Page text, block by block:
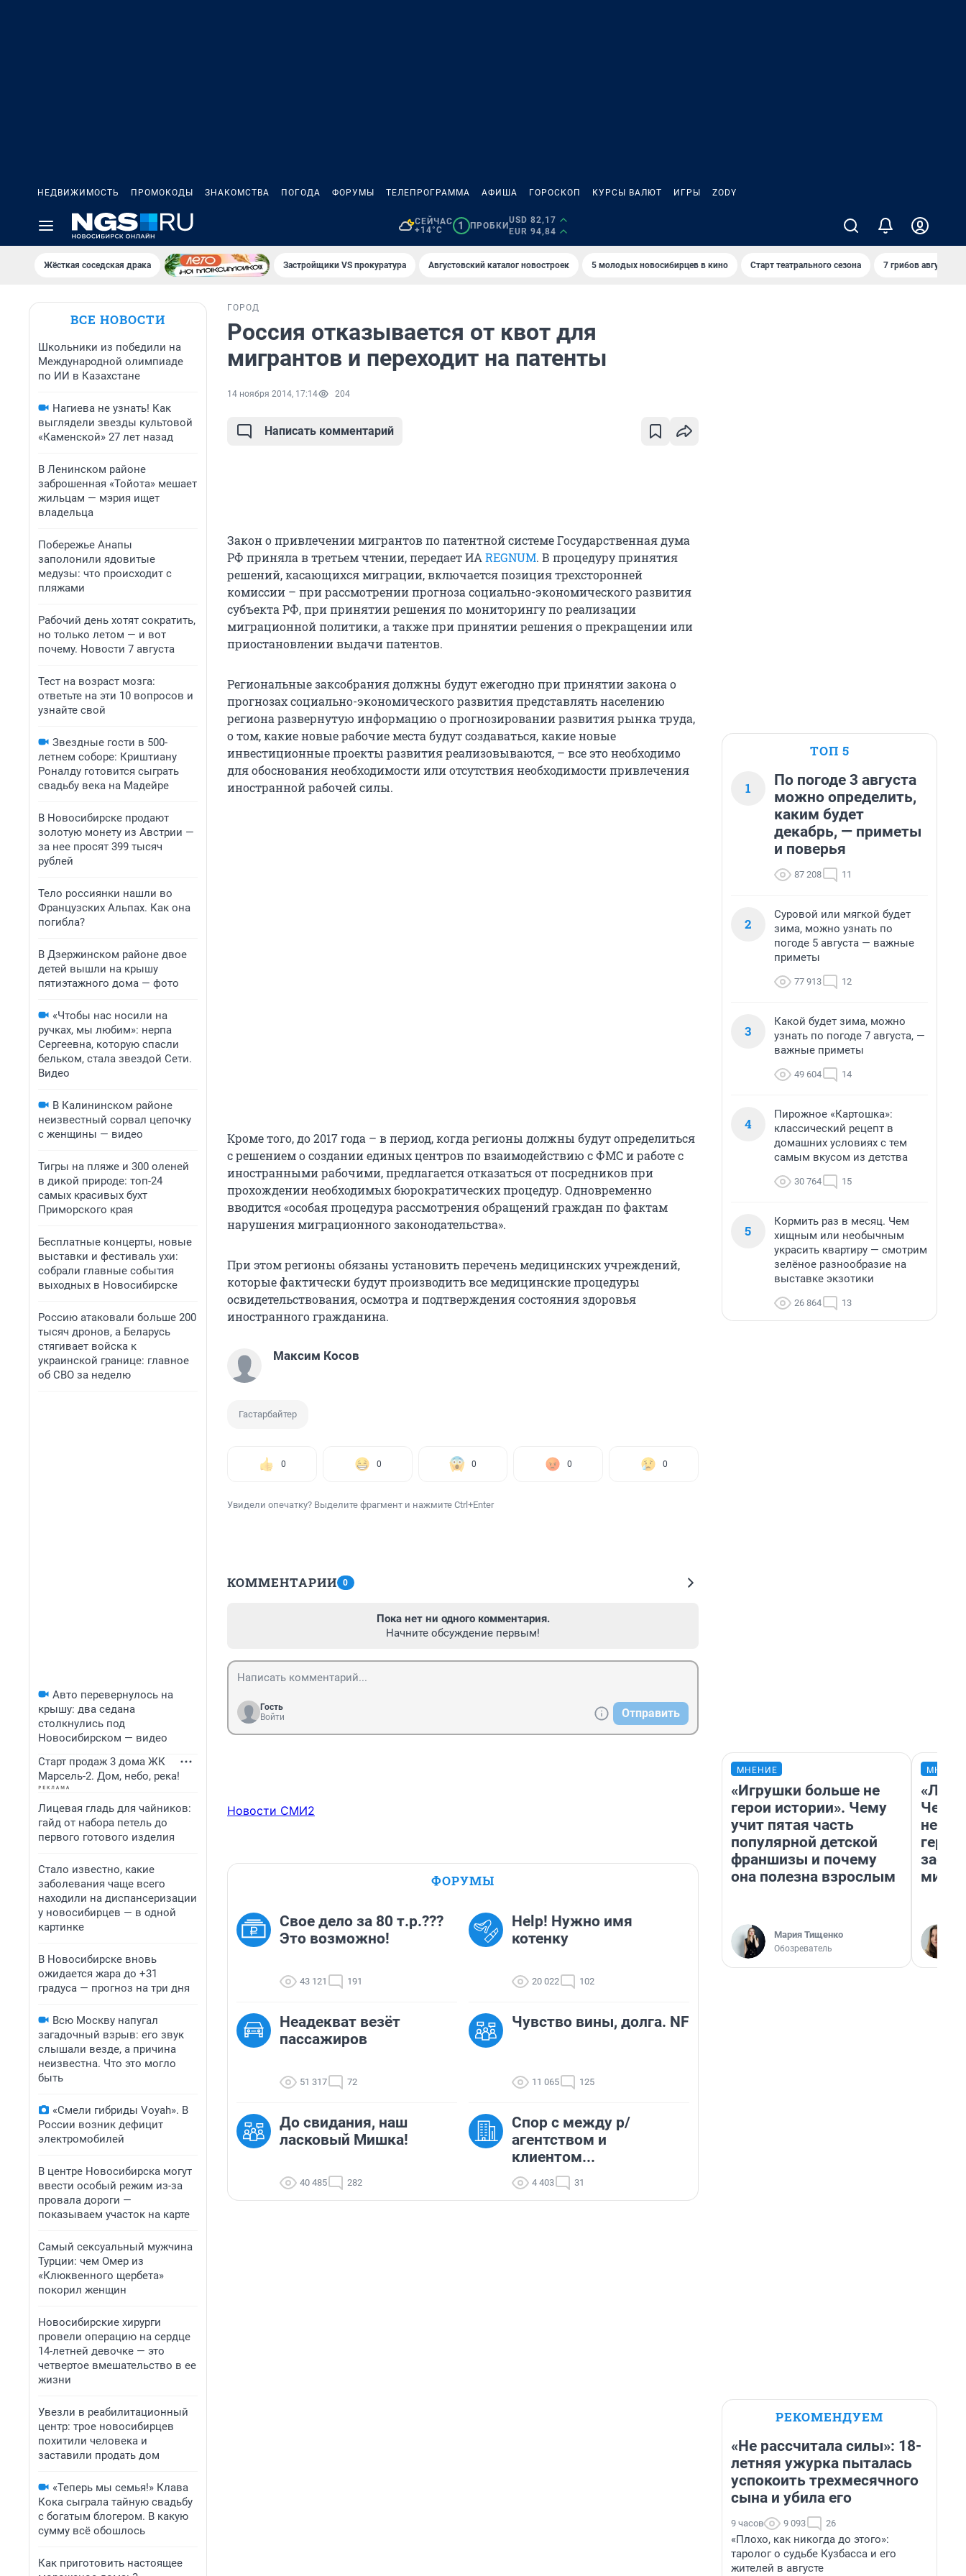
НЕДВИЖИМОСТЬ ПРОМОКОДЫ ЗНАКОМСТВА ПОГОДА ФОРУМЫ ТЕЛЕПРОГРАММА АФИША ГОРОСКОП КУРСЫ ВАЛЮТ ИГРЫ ZODY
СЕЙЧАС
+14°C
1 ПРОБКИ
USD 82,17
EUR 94,84
Жёсткая соседская драка Застройщики VS прокуратура Августовский каталог новостроек 5 молодых новосибирцев в кино Старт театрального сезона 7 грибов августа
ВСЕ НОВОСТИ
Школьники из победили на
Международной олимпиаде
по ИИ в Казахстане
Нагиева не узнать! Как
выглядели звезды культовой
«Каменской» 27 лет назад
В Ленинском районе
заброшенная «Тойота» мешает
жильцам — мэрия ищет
владельца
Побережье Анапы
заполонили ядовитые
медузы: что происходит с
пляжами
Рабочий день хотят сократить,
но только летом — и вот
почему. Новости 7 августа
Тест на возраст мозга:
ответьте на эти 10 вопросов и
узнайте свой
Звездные гости в 500-
летнем соборе: Криштиану
Роналду готовится сыграть
свадьбу века на Мадейре
В Новосибирске продают
золотую монету из Австрии —
за нее просят 399 тысяч
рублей
Тело россиянки нашли во
Французских Альпах. Как она
погибла?
В Дзержинском районе двое
детей вышли на крышу
пятиэтажного дома — фото
«Чтобы нас носили на
ручках, мы любим»: нерпа
Сергеевна, которую спасли
бельком, стала звездой Сети.
Видео
В Калининском районе
неизвестный сорвал цепочку
с женщины — видео
Тигры на пляже и 300 оленей
в дикой природе: топ-24
самых красивых бухт
Приморского края
Бесплатные концерты, новые
выставки и фестиваль ухи:
собрали главные события
выходных в Новосибирске
Россию атаковали больше 200
тысяч дронов, а Беларусь
стягивает войска к
украинской границе: главное
об СВО за неделю
Авто перевернулось на
крышу: два седана
столкнулись под
Новосибирском — видео
Старт продаж 3 дома ЖК
Марсель-2. Дом, небо, река!
Лицевая гладь для чайников:
гайд от набора петель до
первого готового изделия
Стало известно, какие
заболевания чаще всего
находили на диспансеризации
у новосибирцев — в одной
картинке
В Новосибирске вновь
ожидается жара до +31
градуса — прогноз на три дня
Всю Москву напугал
загадочный взрыв: его звук
слышали везде, а причина
неизвестна. Что это могло
быть
«Смели гибриды Voyah». В
России возник дефицит
электромобилей
В центре Новосибирска могут
ввести особый режим из-за
провала дороги —
показываем участок на карте
Самый сексуальный мужчина
Турции: чем Омер из
«Клюквенного щербета»
покорил женщин
Новосибирские хирурги
провели операцию на сердце
14-летней девочке — это
четвертое вмешательство в ее
жизни
Увезли в реабилитационный
центр: трое новосибирцев
похитили человека и
заставили продать дом
«Теперь мы семья!» Клава
Кока сыграла тайную свадьбу
с богатым блогером. В какую
сумму всё обошлось
Как приготовить настоящее
ГОРОД
Россия отказывается от квот для
мигрантов и переходит на патенты
14 ноября 2014, 17:14 204
Написать комментарий
Закон о привлечении мигрантов по патентной системе Государственная дума
РФ приняла в третьем чтении, передает ИА REGNUM. В процедуру принятия
решений, касающихся миграции, включается позиция трехсторонней
комиссии – при рассмотрении прогноза социально-экономического развития
субъекта РФ, при принятии решения по мониторингу по реализации
миграционной политики, а также при принятии решения о прекращении или
приостановлении выдачи патентов.
Региональные заксобрания должны будут ежегодно при принятии закона о
прогнозах социально-экономического развития представлять населению
региона развернутую информацию о прогнозировании развития рынка труда,
о том, какие новые рабочие места будут создаваться, какие новые
инвестиционные проекты развития реализовываются, – все это необходимо
для обоснования необходимости или отсутствия необходимости привлечения
иностранной рабочей силы.
Кроме того, до 2017 года – в период, когда регионы должны будут определиться
с решением о создании единых центров по взаимодействию с ФМС и работе с
иностранными рабочими, предлагается отказаться от посредников при
прохождении необходимых бюрократических процедур. Одновременно
вводится «особая процедура рассмотрения обращений граждан по фактам
нарушения миграционного законодательства».
При этом регионы обязаны установить перечень медицинских учреждений,
которые фактически будут производить все медицинские процедуры
освидетельствования, осмотра и подтверждения состояния здоровья
иностранного гражданина.
Максим Косов
Гастарбайтер
0 0 0 0 0
Увидели опечатку? Выделите фрагмент и нажмите Ctrl+Enter
КОММЕНТАРИИ 0
Пока нет ни одного комментария.
Начните обсуждение первым!
Гость
Войти
Отправить
Новости СМИ2
ФОРУМЫ
Свое дело за 80 т.р.???
Это возможно!
43 121 191
Help! Нужно имя
котенку
20 022 102
Неадекват везёт
пассажиров
51 317 72
Чувство вины, долга. NF
11 065 125
До свидания, наш
ласковый Мишка!
40 485 282
Спор с между р/
агентством и
клиентом...
4 403 31
ТОП 5
1
По погоде 3 августа
можно определить,
каким будет
декабрь, — приметы
и поверья
87 208 11
2
Суровой или мягкой будет
зима, можно узнать по
погоде 5 августа — важные
приметы
77 913 12
3
Какой будет зима, можно
узнать по погоде 7 августа, —
важные приметы
49 604 14
4
Пирожное «Картошка»:
классический рецепт в
домашних условиях с тем
самым вкусом из детства
30 764 15
5
Кормить раз в месяц. Чем
хищным или необычным
украсить квартиру — смотрим
зелёное разнообразие на
выставке экзотики
26 864 13
МНЕНИЕ
«Игрушки больше не
герои истории». Чему
учит пятая часть
популярной детской
франшизы и почему
она полезна взрослым
Мария Тищенко
Обозреватель
Чем
герои
РЕКОМЕНДУЕМ
«Не рассчитала силы»: 18-
летняя ужурка пыталась
успокоить трехмесячного
сына и убила его
9 часов 9 093 26
«Плохо, как никогда до этого»:
таролог о судьбе Кузбасса и его
жителей в августе